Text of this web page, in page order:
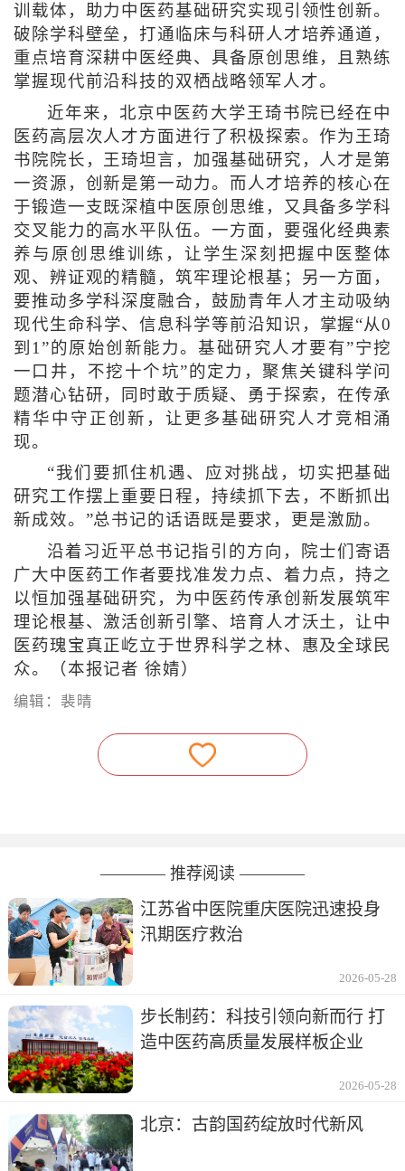
训载体，助力中医药基础研究实现引领性创新。
破除学科壁垒，打通临床与科研人才培养通道，
重点培育深耕中医经典、具备原创思维，且熟练
掌握现代前沿科技的双栖战略领军人才。
近年来，北京中医药大学王琦书院已经在中
医药高层次人才方面进行了积极探索。作为王琦
书院院长，王琦坦言，加强基础研究，人才是第
一资源，创新是第一动力。而人才培养的核心在
于锻造一支既深植中医原创思维，又具备多学科
交叉能力的高水平队伍。一方面，要强化经典素
养与原创思维训练，让学生深刻把握中医整体
观、辨证观的精髓，筑牢理论根基；另一方面，
要推动多学科深度融合，鼓励青年人才主动吸纳
现代生命科学、信息科学等前沿知识，掌握“从0
到1”的原始创新能力。基础研究人才要有”宁挖
一口井，不挖十个坑”的定力，聚焦关键科学问
题潜心钻研，同时敢于质疑、勇于探索，在传承
精华中守正创新，让更多基础研究人才竞相涌
现。
“我们要抓住机遇、应对挑战，切实把基础
研究工作摆上重要日程，持续抓下去，不断抓出
新成效。”总书记的话语既是要求，更是激励。
沿着习近平总书记指引的方向，院士们寄语
广大中医药工作者要找准发力点、着力点，持之
以恒加强基础研究，为中医药传承创新发展筑牢
理论根基、激活创新引擎、培育人才沃土，让中
医药瑰宝真正屹立于世界科学之林、惠及全球民
众。（本报记者 徐婧）
编辑：裴晴
———— 推荐阅读 ————
江苏省中医院重庆医院迅速投身
汛期医疗救治
2026-05-28
步长制药：科技引领向新而行 打
造中医药高质量发展样板企业
2026-05-28
北京：古韵国药绽放时代新风